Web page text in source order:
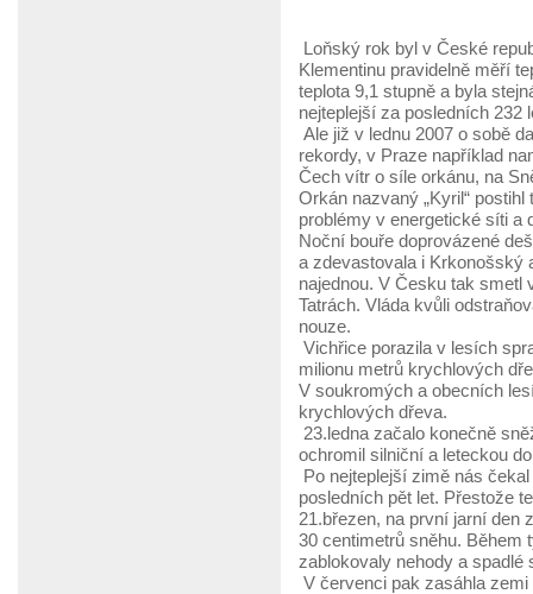
Loňský rok byl v České
Klementinu pravidelně měří
teplota 9,1 stupně a byla
nejteplejší za posledních 232
Ale již v lednu 2007 o sobě
rekordy, v Praze například
Čech vítr o síle orkánu, na
Orkán nazvaný „Kyril“
problémy v energetické síti a
Noční bouře doprovázené
a zdevastovala i Krkonošský
najednou. V Česku tak
Tatrách. Vláda kvůli
nouze.
Vichřice porazila v lesích
milionu metrů krychlových
V soukromých a obecních
krychlových dřeva.
23.ledna začalo konečně
ochromil silniční a leteckou
Po nejteplejší zimě nás
posledních pět let. Přestože
21.březen, na první jarní den
30 centimetrů sněhu. Během
zablokovaly nehody a spadlé
V červenci pak zasáhla